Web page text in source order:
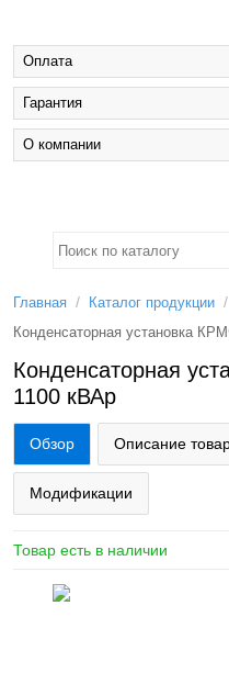
Оплата
Гарантия
О компании
Главная / Каталог продукции /
Конденсаторная установка
Конденсаторная
1100 кВАр
Обзор Описание
Модификации
Товар есть в наличии